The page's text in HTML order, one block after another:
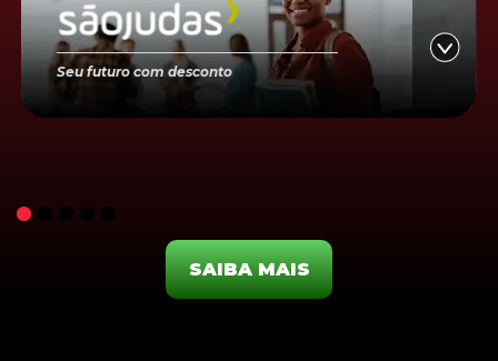
Seu futuro com desconto
SAIBA MAIS